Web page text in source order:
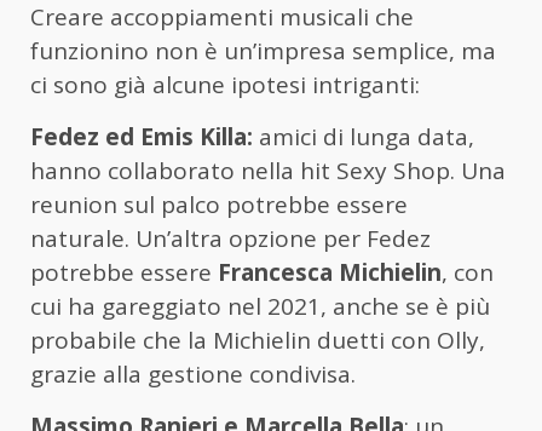
Creare accoppiamenti musicali che
funzionino non è un’impresa semplice, ma
ci sono già alcune ipotesi intriganti:
Fedez ed Emis Killa: amici di lunga data,
hanno collaborato nella hit Sexy Shop. Una
reunion sul palco potrebbe essere
naturale. Un’altra opzione per Fedez
potrebbe essere Francesca Michielin, con
cui ha gareggiato nel 2021, anche se è più
probabile che la Michielin duetti con Olly,
grazie alla gestione condivisa.